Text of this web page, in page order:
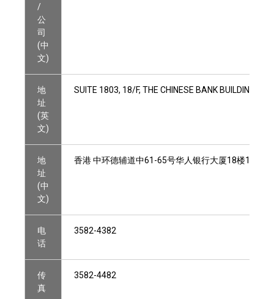
/
公
司
(中
文)
地
址
(英
文)
SUITE 1803, 18/F, THE CHINESE BANK BUILDING,
地
址
(中
文)
香港 中环德辅道中61-65号华人银行大厦18楼1803室
电
话
3582-4382
传
真
3582-4482